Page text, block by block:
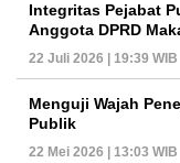
Integritas Pejabat
Anggota DPRD
22 Juli 2026 | 19:39 WIB
Menguji Wajah
Publik
22 Mei 2026 | 13:03 WIB